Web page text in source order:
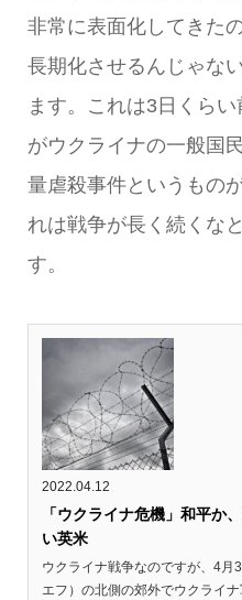
非常に表面化してきた
長期化させるんじゃな
ます。これは3日くら
がウクライナの一般国
量虐殺事件というもの
れは戦争が長く続くな
す。
2022.04.12
「ウクライナ危機」和平か
い英米
ウクライナ戦争なのですが、4月
エフ）の北側の郊外でウクライ